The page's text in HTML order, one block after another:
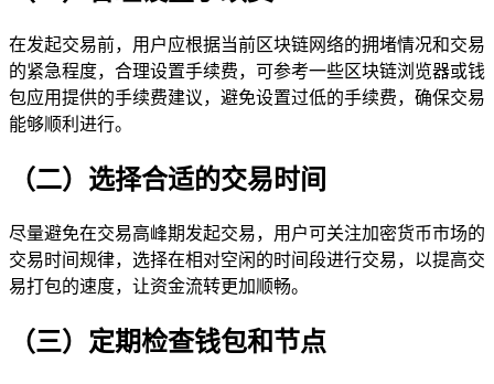
在发起交易前，用户应根据当前区块链网络的拥堵情况和交易
的紧急程度，合理设置手续费，可参考一些区块链浏览器或钱
包应用提供的手续费建议，避免设置过低的手续费，确保交易
能够顺利进行。
（二）选择合适的交易时间
尽量避免在交易高峰期发起交易，用户可关注加密货币市场的
交易时间规律，选择在相对空闲的时间段进行交易，以提高交
易打包的速度，让资金流转更加顺畅。
（三）定期检查钱包和节点